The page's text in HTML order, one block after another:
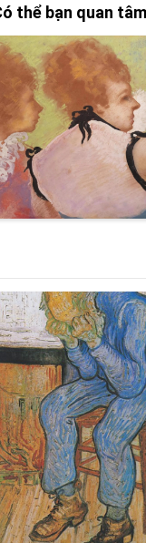
thể bạn quan tâm